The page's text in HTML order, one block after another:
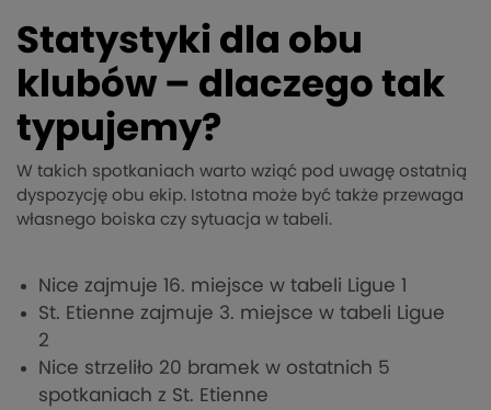
Statystyki dla obu
klubów – dlaczego tak
typujemy?
W takich spotkaniach warto wziąć pod uwagę ostatnią
dyspozycję obu ekip. Istotna może być także przewaga
własnego boiska czy sytuacja w tabeli.
Nice zajmuje 16. miejsce w tabeli Ligue 1
St. Etienne zajmuje 3. miejsce w tabeli Ligue
2
Nice strzeliło 20 bramek w ostatnich 5
spotkaniach z St. Etienne